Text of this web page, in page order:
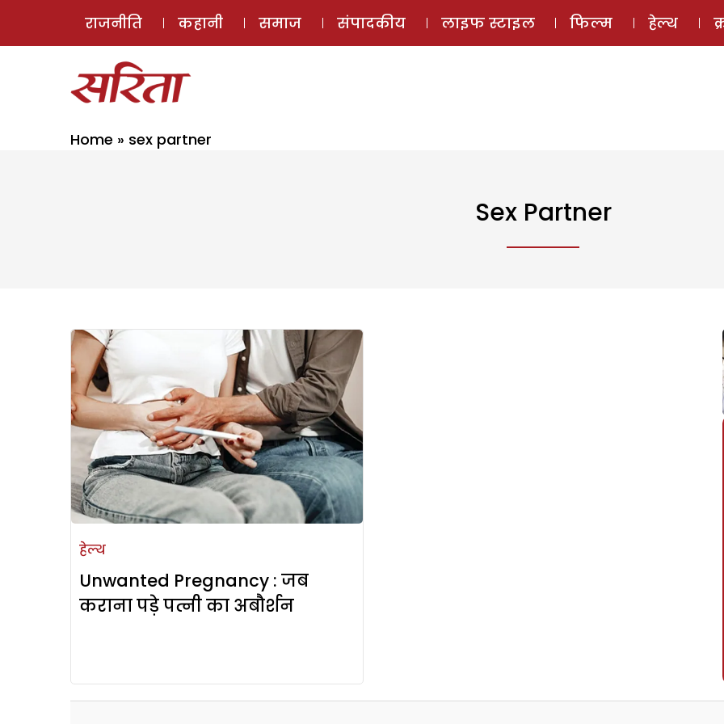
ई-मैगज़ीन
राजनीति कहानी समाज संपादकीय लाइफ स्टाइल फिल्म हेल्थ
Home » sex partner
Sex Partner
हेल्थ
Unwanted Pregnancy : जब
कराना पड़े पत्नी का अबौर्शन